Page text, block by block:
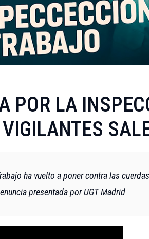
POR LA
ha vuelto a poner contra las
presentada por UGT Madrid